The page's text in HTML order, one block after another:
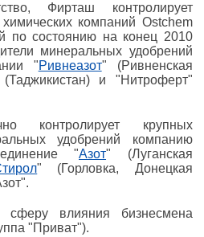
Фирташ контролирует
компаний Ostchem
по состоянию на конец 2010
минеральных удобрений
"Ривнеазот" (Ривненская
(Таджикистан) и "Нитроферт"
контролирует крупных
удобрений компанию
"Азот" (Луганская
" (Горловка, Донецкая
сферу влияния бизнесмена
"Приват").